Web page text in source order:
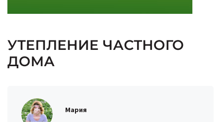
УТЕПЛЕНИЕ ЧАСТНОГО
ДОМА
Мария